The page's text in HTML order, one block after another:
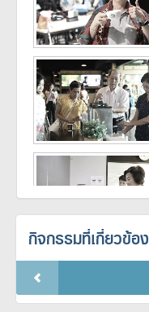
กิจกรรมที่เกี่ยวข้อง